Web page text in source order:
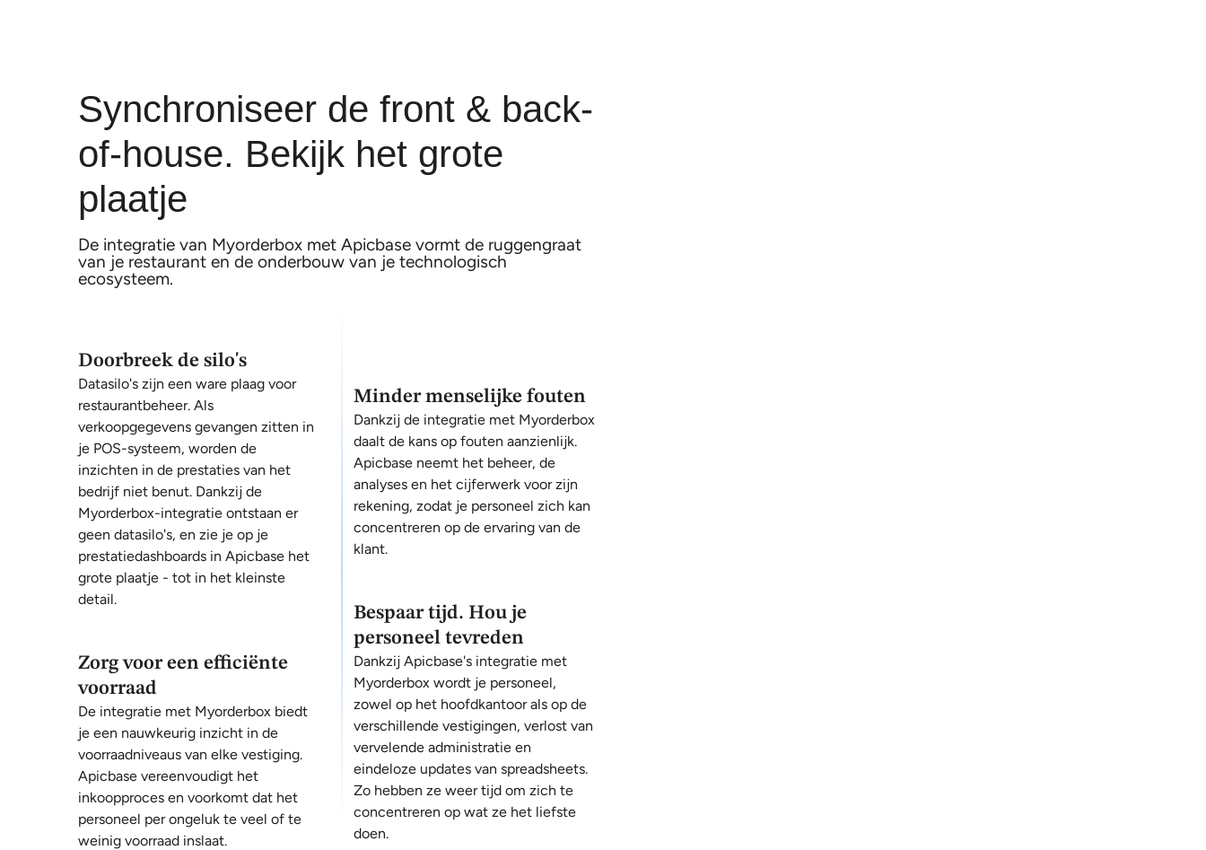
Synchroniseer de front & back-
of-house. Bekijk het grote
plaatje
De integratie van Myorderbox met Apicbase vormt de ruggengraat
van je restaurant en de onderbouw van je technologisch
ecosysteem.
Doorbreek de silo's
Datasilo's zijn een ware plaag voor
restaurantbeheer. Als
verkoopgegevens gevangen zitten in
je POS-systeem, worden de
inzichten in de prestaties van het
bedrijf niet benut. Dankzij de
Myorderbox-integratie ontstaan er
geen datasilo's, en zie je op je
prestatiedashboards in Apicbase het
grote plaatje - tot in het kleinste
detail.
Zorg voor een efficiënte
voorraad
De integratie met Myorderbox biedt
je een nauwkeurig inzicht in de
voorraadniveaus van elke vestiging.
Apicbase vereenvoudigt het
inkoopproces en voorkomt dat het
personeel per ongeluk te veel of te
weinig voorraad inslaat.
Minder menselijke fouten
Dankzij de integratie met Myorderbox
daalt de kans op fouten aanzienlijk.
Apicbase neemt het beheer, de
analyses en het cijferwerk voor zijn
rekening, zodat je personeel zich kan
concentreren op de ervaring van de
klant.
Bespaar tijd. Hou je
personeel tevreden
Dankzij Apicbase's integratie met
Myorderbox wordt je personeel,
zowel op het hoofdkantoor als op de
verschillende vestigingen, verlost van
vervelende administratie en
eindeloze updates van spreadsheets.
Zo hebben ze weer tijd om zich te
concentreren op wat ze het liefste
doen.